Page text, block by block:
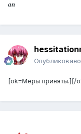
ап
[ok=Меры приняты.][/